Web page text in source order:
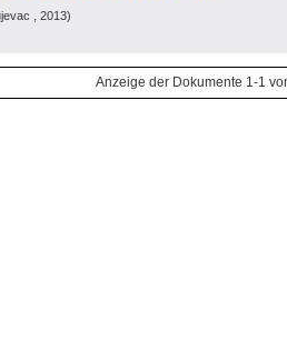
, 2013)
Anzeige der Dokumente 1-1